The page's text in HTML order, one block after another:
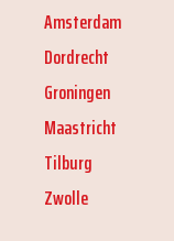
Amsterdam
Dordrecht
Groningen
Maastricht
Tilburg
Zwolle